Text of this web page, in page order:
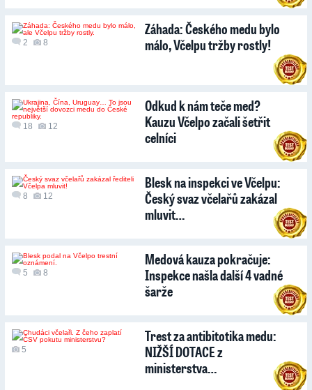
2 8
Záhada: Českého medu bylo
málo, Včelpu tržby rostly!
18 12
Odkud k nám teče med?
Kauzu Včelpo začali šetřit
celníci
8 12
Blesk na inspekci ve Včelpu:
Český svaz včelařů zakázal
mluvit…
5 8
Medová kauza pokračuje:
Inspekce našla další 4 vadné
šarže
5
Trest za antibitotika medu:
NIŽŠÍ DOTACE z
ministerstva…